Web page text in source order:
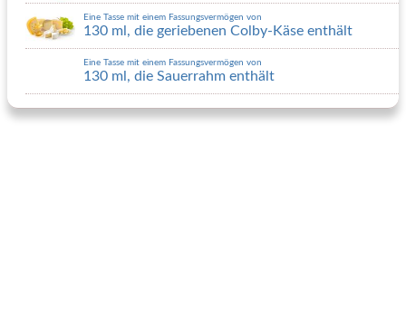
Eine Tasse mit einem Fassungsvermögen von
130 ml, die geriebenen Colby-Käse enthält
Eine Tasse mit einem Fassungsvermögen von
130 ml, die Sauerrahm enthält